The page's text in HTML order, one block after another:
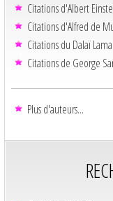
Citations d'Albert
Citations d'Alfred de
Citations du Dalaï Lama
Citations de George
Plus d'auteurs...